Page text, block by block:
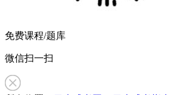
免费课程/题库
微信扫一扫